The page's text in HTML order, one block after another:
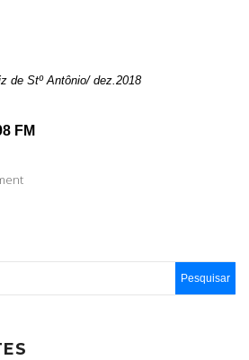
de Stº Antônio/ dez.2018
FM